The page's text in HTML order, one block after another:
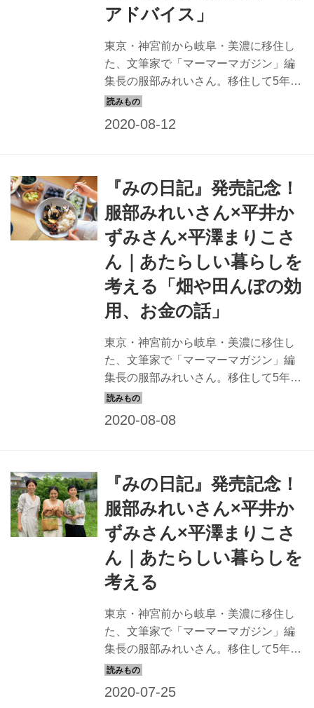
アドバイス」
東京・神宮前から岐阜・美濃に移住し
た、文筆家で「マーマーマガジン」編
集長の服部みれいさん。移住して5年。
小さな畑をしたり、お店を切り盛りし
イスを、コロナ禍を経て、あたらしい
暮らしを模索中のフラワースタイリス
トの平井かずみさんとイラストレータ
ーの平澤まりこさんとともに語りま
す。
『みの日記』発売記念！
服部みれいさん×平井か
ずみさん×平澤まりこさ
ん｜あたらしい暮らしを
考える「畑や田んぼの効
用、お金の話」
東京・神宮前から岐阜・美濃に移住し
た、文筆家で「マーマーマガジン」編
集長の服部みれいさん。移住して5年。
小さな畑をしたり、お店を切り盛りし
ながら、いま服部さんが感じているの
れる喜びについて、コロナ禍を経て、
あたらしい暮らしを模索中のフラワー
スタイリストの平井かずみさんとイラ
ストレーターの平澤まりこさんととも
に語ります。
『みの日記』発売記念！
服部みれいさん×平井か
ずみさん×平澤まりこさ
ん｜あたらしい暮らしを
考える
東京・神宮前から岐阜・美濃に移住し
た、文筆家で「マーマーマガジン」編
集長の服部みれいさん。移住して5年。
小さな畑をしたり、お店を切り盛りし
ながら、いま服部さんが感じているの